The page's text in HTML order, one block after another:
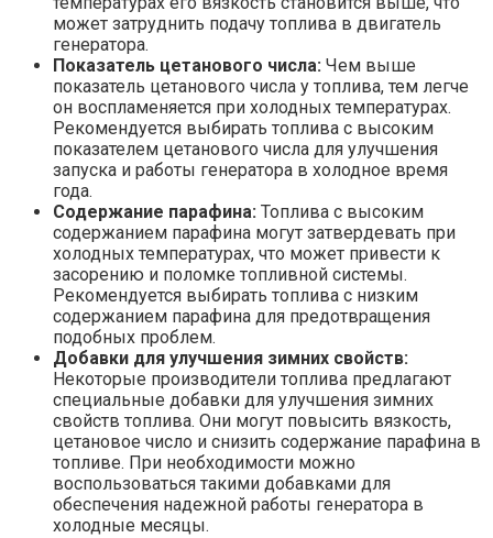
может затруднить подачу топлива в двигатель
генератора.
Показатель цетанового числа: Чем выше
показатель цетанового числа у топлива, тем легче
он воспламеняется при холодных температурах.
Рекомендуется выбирать топлива с высоким
показателем цетанового числа для улучшения
запуска и работы генератора в холодное время
года.
Содержание парафина: Топлива с высоким
содержанием парафина могут затвердевать при
холодных температурах, что может привести к
засорению и поломке топливной системы.
Рекомендуется выбирать топлива с низким
содержанием парафина для предотвращения
подобных проблем.
Добавки для улучшения зимних свойств:
Некоторые производители топлива предлагают
специальные добавки для улучшения зимних
свойств топлива. Они могут повысить вязкость,
цетановое число и снизить содержание парафина в
топливе. При необходимости можно
воспользоваться такими добавками для
обеспечения надежной работы генератора в
холодные месяцы.